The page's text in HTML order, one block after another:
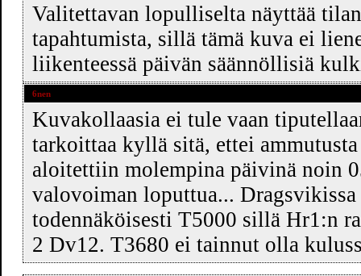
Valitettavan lopulliselta näyttää
tapahtumista, sillä tämä kuva ei
liikenteessä päivän säännöllisiä
6nen
Kuvakollaasia ei tule vaan
tarkoittaa kyllä sitä, ettei
aloitettiin molempina päivinä noin
valovoiman loputtua...
todennäköisesti T5000 sillä Hr1:n
2 Dv12. T3680 ei tainnut olla